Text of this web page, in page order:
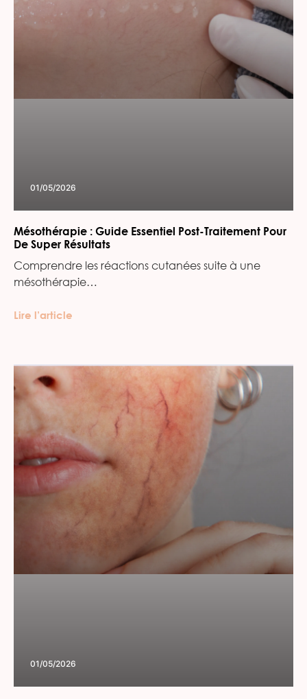
01/05/2026
Mésothérapie : Guide Essentiel Post-Traitement Pour
De Super Résultats
Comprendre les réactions cutanées suite à une
mésothérapie…
Lire l’article
01/05/2026